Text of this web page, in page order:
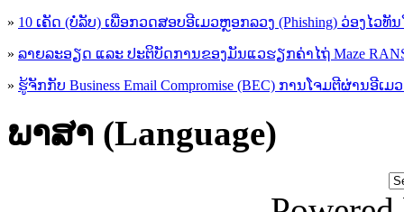
» 10 ເຄັດ (ບໍ່ລັບ) ເພື່ອກວດສອບອີເມວຫຼອກລວງ (Phishing) ວ່ອງໄວທັ
» ລາຍລະອຽດ ແລະ ປະຕິບັດການຂອງມັນແວຮຽກຄ່າໄຖ່ Maze
» ຮູ້​ຈັກກັບ​ Business Email Compromise (BEC) ການ​ໂຈມ​ຕີ​ຜ່ານ​ອີ​ເ
ພາສາ (Language)